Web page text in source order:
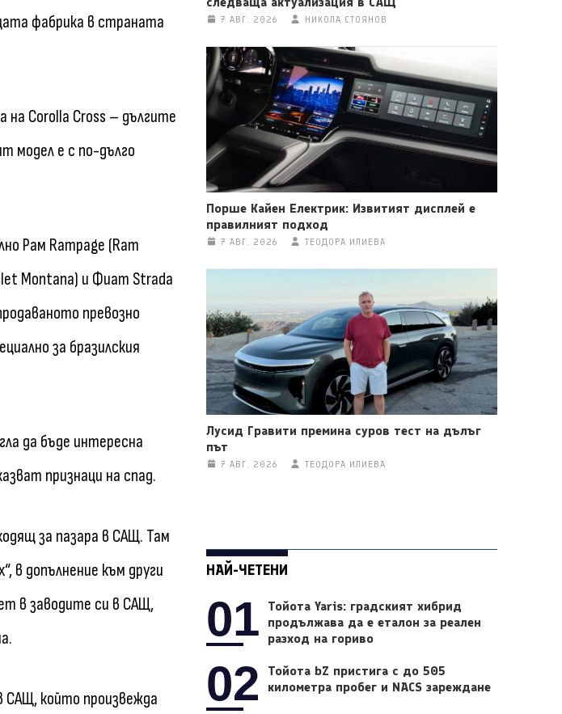
фабрика в страната
на Corolla Cross – дългите
модел е с по-дълго
Рам Rampage (Ram
Montana) и Фиат Strada
превозно
за бразилския
да бъде интересна
признаци на спад.
за пазара в САЩ. Там
в допълнение към други
в заводите си в САЩ,
САЩ, който произвежда
7 АВГ. 2026 НИКОЛА СТОЯНОВ
Порше Кайен Електрик: Извитият дисплей е
правилният подход
7 АВГ. 2026 ТЕОДОРА ИЛИЕВА
Лусид Гравити премина суров тест на дълъг
път
7 АВГ. 2026 ТЕОДОРА ИЛИЕВА
НАЙ-ЧЕТЕНИ
01
Тойота Yaris: градският хибрид
продължава да е еталон за реален
разход на гориво
02
Тойота bZ пристига с до 505
километра пробег и NACS зареждане